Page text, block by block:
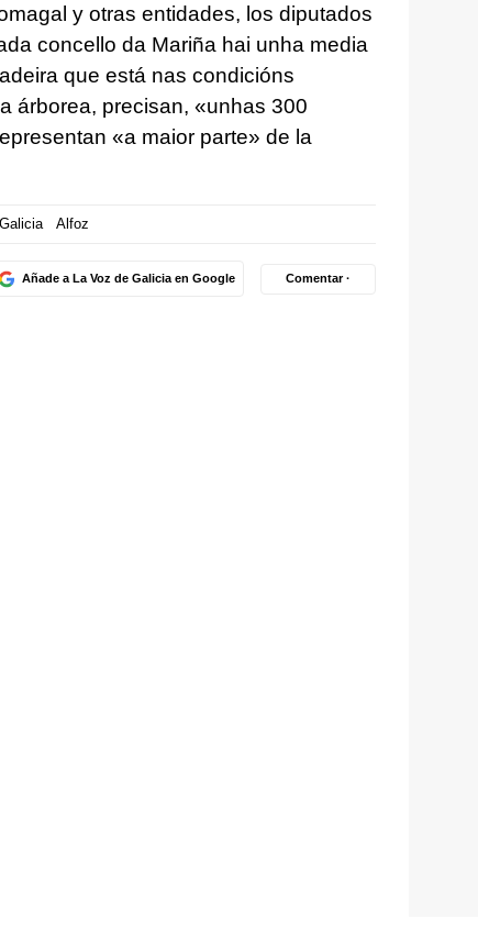
y otras entidades, los diputados
concello da Mariña hai unha media
que está nas condicións
árborea, precisan, «unhas 300
«a maior parte» de la
Alfoz
Añade a La Voz de Galicia en Google Comentar ·